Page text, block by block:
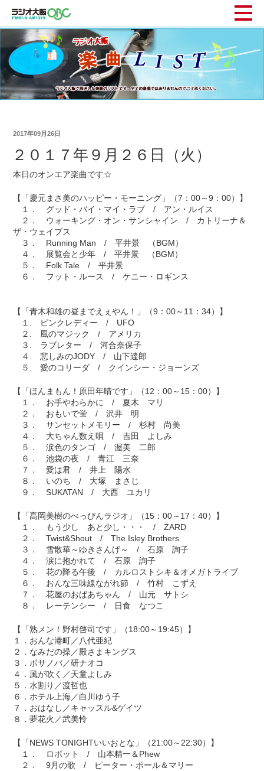
2017年09月26日
２０１７年９月２６日（火）
本日のオンエア楽曲です☆
【「慶元まさ美のハッピー・モーニング」（7：00～9：00）】
１． グッド・バイ・マイ・ラブ / アン・ルイス
２． ウォーキング・オン・サンシャイン / カトリーナ＆
ザ・ウェイブス
３． Running Man / 平井景 （BGM）
４． 展覧会と少年 / 平井景 （BGM）
５． Folk Tale / 平井景
６． フット・ルース / ケニー・ロギンス
【「青木和雄の昼までえぇやん！」（9：00～11：34）】
１. ピンクレディー / UFO
２. 風のマジック / アメリカ
３. ラブレター / 河合奈保子
４. 悲しみのJODY / 山下達郎
５. 愛のコリーダ / クインシー・ジョーンズ
【「ほんまもん！原田年晴です」（12：00～15：00）】
１． お手やわらかに / 夏木 マリ
２． おもいで蛍 / 沢井 明
３． サンセットメモリー / 杉村 尚美
４． 大ちゃん数え唄 / 吉田 よしみ
５． 涙色のタンゴ / 渥美 二郎
６． 池袋の夜 / 青江 三奈
７． 愛は君 / 井上 陽水
８． いのち / 大塚 まさじ
９． SUKATAN / 大西 ユカリ
【「髙岡美樹のべっぴんラジオ」（15：00～17：40）】
１． もう少し あと少し・・・ / ZARD
２． Twist&Shout / The Isley Brothers
３． 雪散華～ゆきさんげ～ / 石原 詢子
４． 涙に抱かれて / 石原 詢子
５． 花の降る午後 / カルロストシキ＆オメガトライブ
６． おんな三味線ながれ節 / 竹村 こずえ
７． 花屋のおばあちゃん / 山元 サトシ
８． レーテンシー / 日食 なつこ
【「熟メン！野村啓司です」（18:00～19:45）】
１．おんな港町／八代亜紀
２．なみだの操／殿さまキングス
３．ボサノバ／研ナオコ
４．風が吹く／天童よしみ
５．水割り／渡哲也
６．ホテル上海／白川ゆう子
７．おはなし／キャッスル&ゲイツ
８．夢花火／武美怜
【「NEWS TONIGHTいいおとな」（21:00～22:30）】
１． ロボット / 山本精一＆Phew
２． 9月の歌 / ピーター・ポール＆マリー